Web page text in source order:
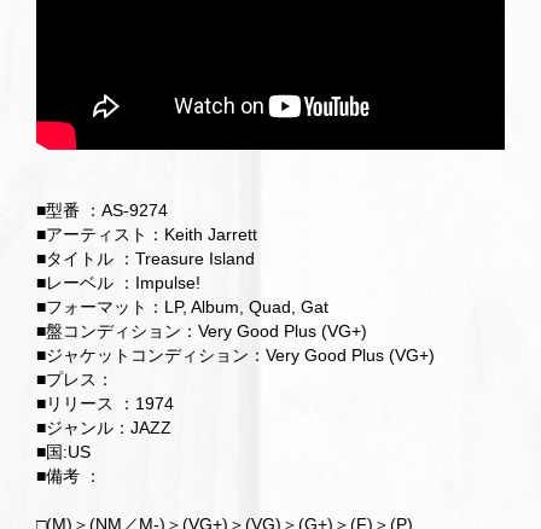
■型番 ：AS-9274
■アーティスト：Keith Jarrett
■タイトル ：Treasure Island
■レーベル ：Impulse!
■フォーマット：LP, Album, Quad, Gat
■盤コンディション：Very Good Plus (VG+)
■ジャケットコンディション：Very Good Plus (VG+)
■プレス：
■リリース ：1974
■ジャンル：JAZZ
■国:US
■備考 ：
□(M)＞(NM／M-)＞(VG+)＞(VG)＞(G+)＞(F)＞(P)